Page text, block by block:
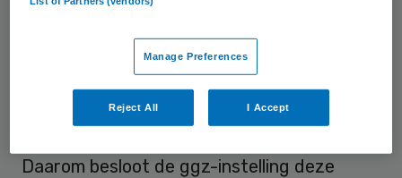
mensen met aanhoudende psychotische
klachten, maar de wetenschappelijke basis
hiervoor was beperkt, volgens GGZ Noord-
Holland-Noord.
Daarom besloot de ggz-instelling deze
Manage Preferences
Reject All I Accept